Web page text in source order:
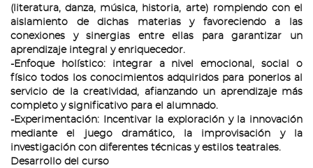
(literatura, danza, música, historia, arte) rompiendo con el
aislamiento de dichas materias y favoreciendo a las
conexiones y sinergias entre ellas para garantizar un
aprendizaje integral y enriquecedor.
-Enfoque holístico: integrar a nivel emocional, social o
físico todos los conocimientos adquiridos para ponerlos al
servicio de la creatividad, afianzando un aprendizaje más
completo y significativo para el alumnado.
-Experimentación: Incentivar la exploración y la innovación
mediante el juego dramático, la improvisación y la
investigación con diferentes técnicas y estilos teatrales.
Desarrollo del curso